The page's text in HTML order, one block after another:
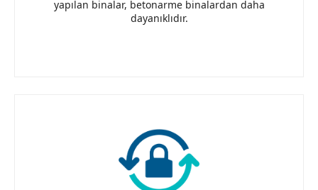
yapılan binalar, betonarme binalardan daha
dayanıklıdır.